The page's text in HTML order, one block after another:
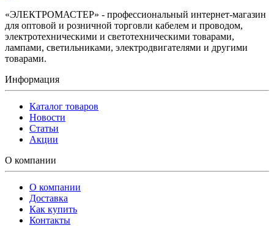
«ЭЛЕКТРОМАСТЕР» - профессиональный интернет-магазин
для оптовой и розничной торговли кабелем и проводом,
электротехническими и светотехническими товарами,
лампами, светильниками, электродвигателями и другими
товарами.
Информация
Каталог товаров
Новости
Статьи
Акции
О компании
О компании
Доставка
Как купить
Контакты